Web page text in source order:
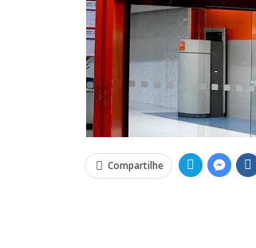
Compartilhe